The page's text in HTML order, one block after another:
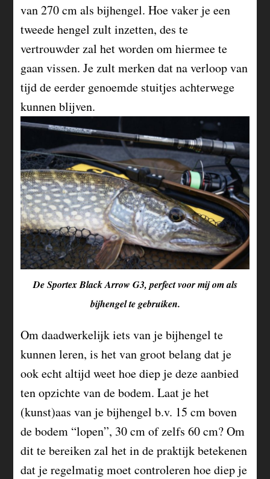
van 270 cm als bijhengel. Hoe vaker je een
tweede hengel zult inzetten, des te
vertrouwder zal het worden om hiermee te
gaan vissen. Je zult merken dat na verloop van
tijd de eerder genoemde stuitjes achterwege
kunnen blijven.
De Sportex Black Arrow G3, perfect voor mij om als
bijhengel te gebruiken.
Om daadwerkelijk iets van je bijhengel te
kunnen leren, is het van groot belang dat je
ook echt altijd weet hoe diep je deze aanbied
ten opzichte van de bodem. Laat je het
(kunst)aas van je bijhengel b.v. 15 cm boven
de bodem “lopen”, 30 cm of zelfs 60 cm? Om
dit te bereiken zal het in de praktijk betekenen
dat je regelmatig moet controleren hoe diep je